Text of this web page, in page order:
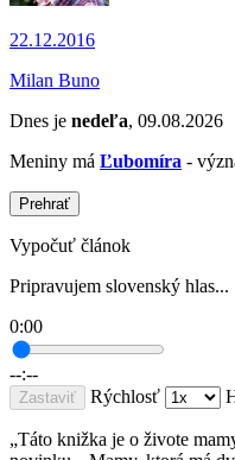
22.12.2016
Milan Buno
Dnes je nedeľa, 09.08.2026
Meniny má Ľubomíra -
Prehrať
Vypočuť článok
Pripravujem slovenský hlas...
0:00
--:--
Zastaviť Rýchlosť
„Táto knižka je o živote